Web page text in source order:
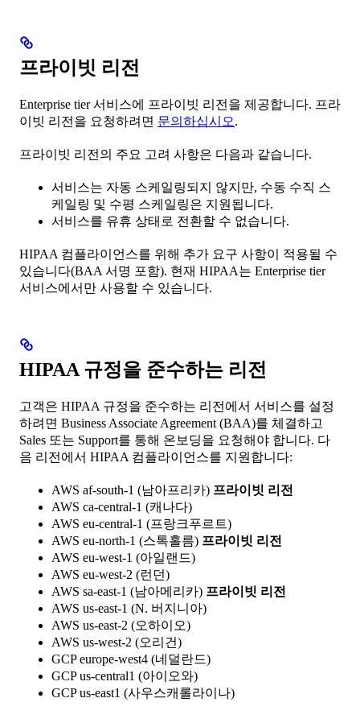
프라이빗 리전
Enterprise tier 서비스에 프라이빗 리전을 제공합니다. 프라
이빗 리전을 요청하려면 문의하십시오.
프라이빗 리전의 주요 고려 사항은 다음과 같습니다.
서비스는 자동 스케일링되지 않지만, 수동 수직 스
케일링 및 수평 스케일링은 지원됩니다.
서비스를 유휴 상태로 전환할 수 없습니다.
HIPAA 컴플라이언스를 위해 추가 요구 사항이 적용될 수
있습니다(BAA 서명 포함). 현재 HIPAA는 Enterprise tier
서비스에서만 사용할 수 있습니다.
HIPAA 규정을 준수하는 리전
고객은 HIPAA 규정을 준수하는 리전에서 서비스를 설정
하려면 Business Associate Agreement (BAA)를 체결하고
Sales 또는 Support를 통해 온보딩을 요청해야 합니다. 다
음 리전에서 HIPAA 컴플라이언스를 지원합니다:
AWS af-south-1 (남아프리카) 프라이빗 리전
AWS ca-central-1 (캐나다)
AWS eu-central-1 (프랑크푸르트)
AWS eu-north-1 (스톡홀름) 프라이빗 리전
AWS eu-west-1 (아일랜드)
AWS eu-west-2 (런던)
AWS sa-east-1 (남아메리카) 프라이빗 리전
AWS us-east-1 (N. 버지니아)
AWS us-east-2 (오하이오)
AWS us-west-2 (오리건)
GCP europe-west4 (네덜란드)
GCP us-central1 (아이오와)
GCP us-east1 (사우스캐롤라이나)